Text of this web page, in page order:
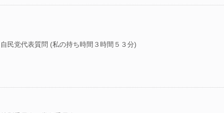
自民党代表質問 (私の持ち時間３時間５３分)